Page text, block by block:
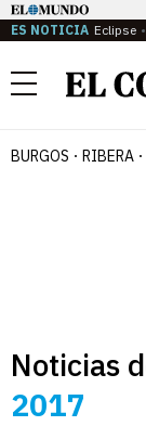
ES NOTICIA Eclipse
Menú
BURGOS RIBERA
Noticias
2017